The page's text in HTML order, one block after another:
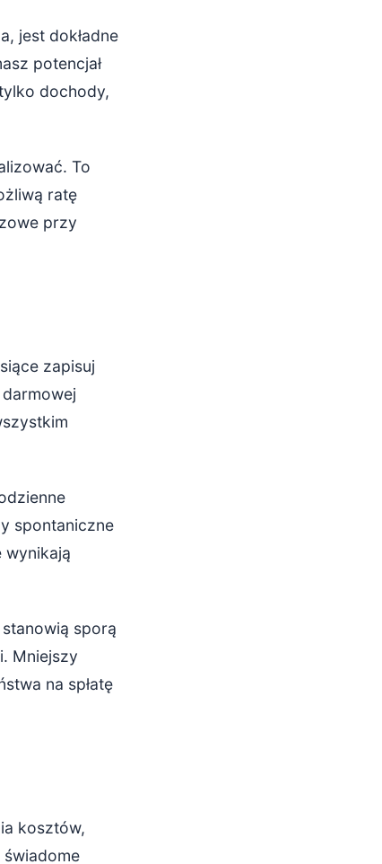
jest dokładne
potencjał
dochody,
To
ratę
przy
zapisuj
spontaniczne
wynikają
sporą
Mniejszy
na spłatę
kosztów,